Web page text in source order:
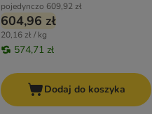
pojedynczo 609,92 zł
604,96 zł
20,16 zł / kg
574,71 zł
Dodaj do koszyka